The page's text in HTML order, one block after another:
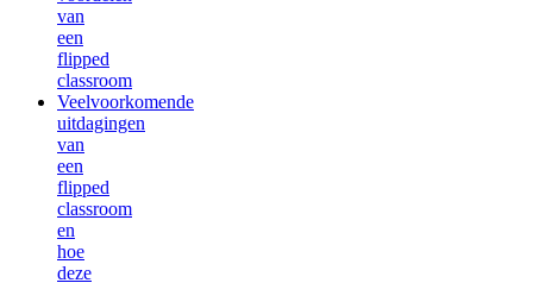
van
een
flipped
classroom
Veelvoorkomende
uitdagingen
van
een
flipped
classroom
en
hoe
deze